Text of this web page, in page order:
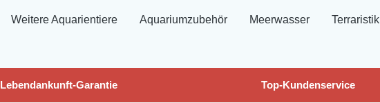
Weitere Aquarientiere Aquariumzubehör Meerwasser Terraristik
Lebendankunft-Garantie Top-Kundenservice